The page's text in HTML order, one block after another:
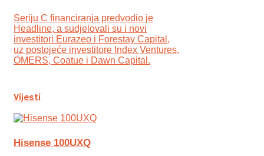
Seriju C financiranja predvodio je
Headline, a sudjelovali su i novi
investitori Eurazeo i Forestay Capital,
uz postojeće investitore Index Ventures,
OMERS, Coatue i Dawn Capital.
Vijesti
Hisense 100UXQ